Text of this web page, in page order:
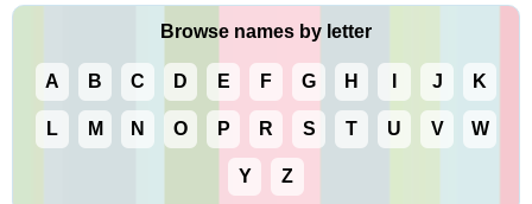
Browse names by letter
A B C D E F G H J K
L M N O P R S T U V W
Y Z